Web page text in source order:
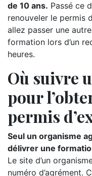
de 10 ans. Passé ce
renouveler le permis
allez passer une
formation lors d’un
heures.
Où suivre
pour
permis
Seul un organisme
délivrer une
Le site d’un
numéro d’agrément.